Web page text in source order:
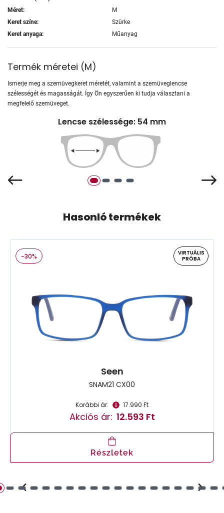
Méret:
M
Keret színe:
Szürke
Keret anyaga:
Műanyag
Termék méretei (M)
Ismerje meg a szemüvegkeret méretét, valamint a szemüveglencse
szélességét és magasságát. Így Ön egyszerűen ki tudja választani a
megfelelő szemüveget.
Lencse szélessége: 54 mm
Hasonló termékek
-30%
VIRTUÁLIS
PRÓBA
Seen
SNAM21 CX00
Korábbi ár: 17.990 Ft
Akciós ár: 12.593 Ft
Részletek